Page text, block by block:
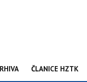
ČLANICE HZTK